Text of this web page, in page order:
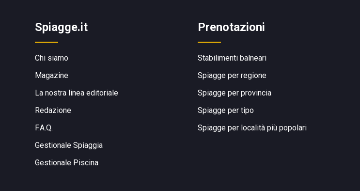
Spiagge.it
Chi siamo
Magazine
La nostra linea editoriale
Redazione
F.A.Q.
Gestionale Spiaggia
Gestionale Piscina
Prenotazioni
Stabilimenti balneari
Spiagge per regione
Spiagge per provincia
Spiagge per tipo
Spiagge per località più popolari